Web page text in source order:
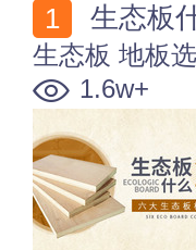
生态板
生态板 地板
1.6w+